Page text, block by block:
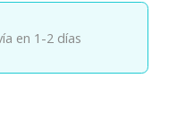
en 1-2 días